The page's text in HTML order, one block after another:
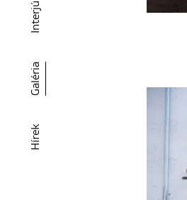
Hírek
Galéria
Interjú